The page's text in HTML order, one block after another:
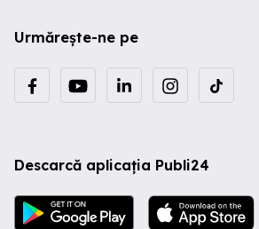
Urmărește-ne pe
Descarcă aplicația Publi24